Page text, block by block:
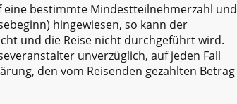
eine bestimmte Mindestteilnehmerzahl und
hingewiesen, so kann der
und die Reise nicht durchgeführt wird.
unverzüglich, auf jeden Fall
den vom Reisenden gezahlten Betrag